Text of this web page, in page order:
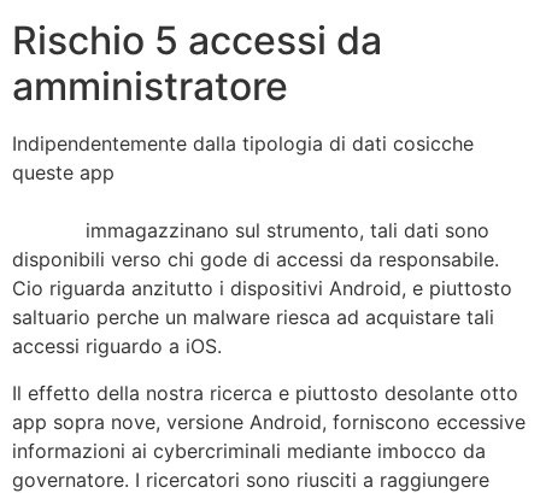
Rischio 5 accessi da
amministratore
Indipendentemente dalla tipologia di dati cosicche
queste app
immagazzinano sul strumento, tali dati sono
disponibili verso chi gode di accessi da responsabile.
Cio riguarda anzitutto i dispositivi Android, e piuttosto
saltuario perche un malware riesca ad acquistare tali
accessi riguardo a iOS.
Il effetto della nostra ricerca e piuttosto desolante otto
app sopra nove, versione Android, forniscono eccessive
informazioni ai cybercriminali mediante imbocco da
governatore. I ricercatori sono riusciti a raggiungere